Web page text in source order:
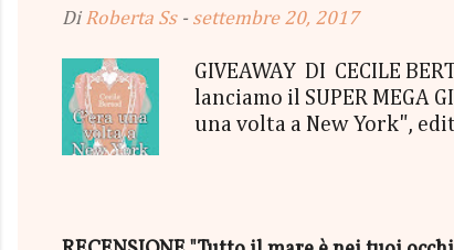
DiRoberta Ss - settembre 20, 2017
GIVEAWAY DI CECILE
lanciamo il SUPER
una volta a New York",
"tutto ma non il mio